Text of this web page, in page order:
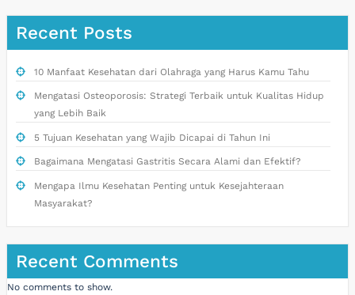
Recent Posts
10 Manfaat Kesehatan dari Olahraga yang Harus Kamu Tahu
Mengatasi Osteoporosis: Strategi Terbaik untuk Kualitas Hidup
yang Lebih Baik
5 Tujuan Kesehatan yang Wajib Dicapai di Tahun Ini
Bagaimana Mengatasi Gastritis Secara Alami dan Efektif?
Mengapa Ilmu Kesehatan Penting untuk Kesejahteraan
Masyarakat?
Recent Comments
No comments to show.